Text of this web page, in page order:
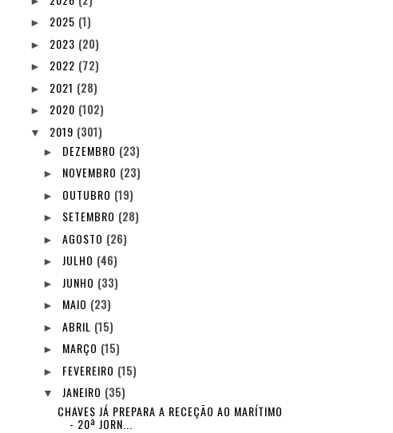
► 2025 (1)
► 2023 (20)
► 2022 (72)
► 2021 (28)
► 2020 (102)
▼ 2019 (301)
► DEZEMBRO (23)
► NOVEMBRO (23)
► OUTUBRO (19)
► SETEMBRO (28)
►AGOSTO (26)
► JULHO (46)
► JUNHO (33)
► MAIO (23)
►ABRIL (15)
► MARÇO (15)
► FEVEREIRO (15)
▼ JANEIRO (35)
CHAVES JÁ PREPARA A RECEÇÃO AO MARÍTIMO
- 20ª JORN...